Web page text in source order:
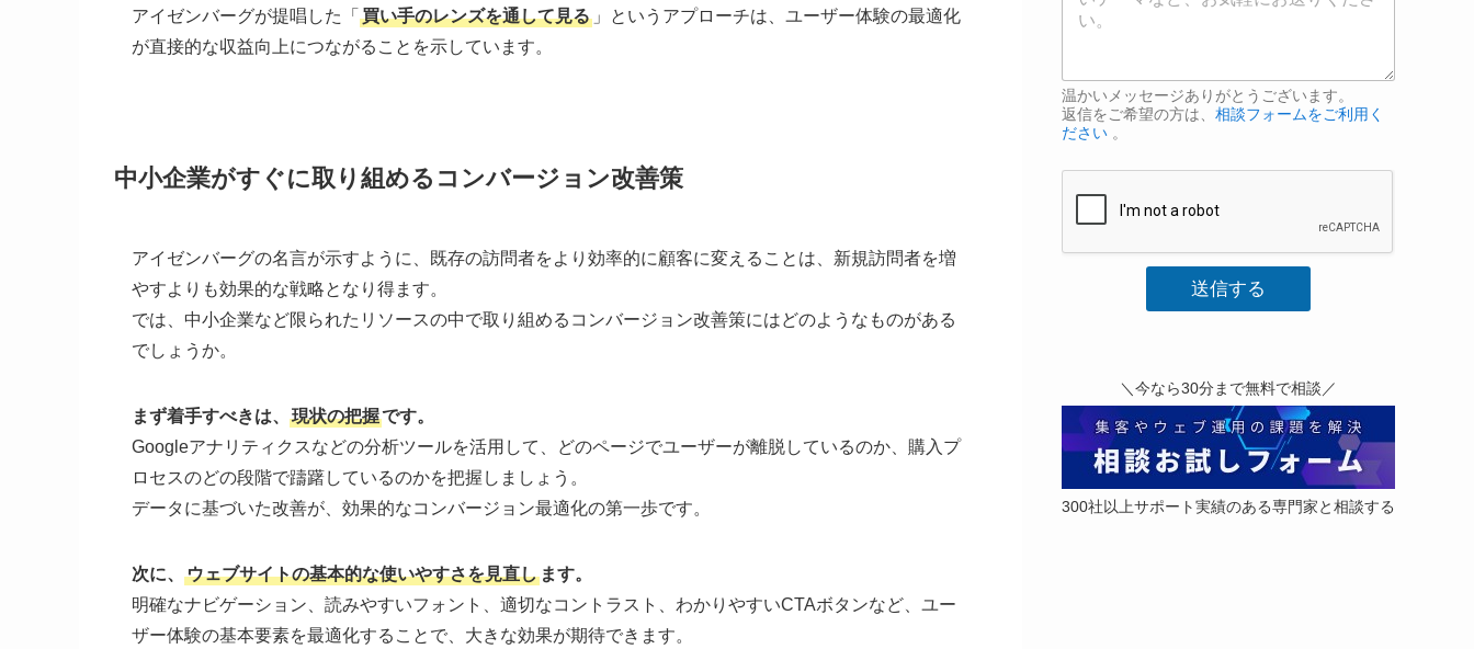
アイゼンバーグが提唱した「 買い手のレンズを通して見る 」というアプローチは、ユーザー体験の最適化
が直接的な収益向上につながることを示しています。
中小企業がすぐに取り組めるコンバージョン改善策
アイゼンバーグの名言が示すように、既存の訪問者をより効率的に顧客に変えることは、新規訪問者を増
やすよりも効果的な戦略となり得ます。
では、中小企業など限られたリソースの中で取り組めるコンバージョン改善策にはどのようなものがある
でしょうか。
まず着手すべきは、 現状の把握です。
Googleアナリティクスなどの分析ツールを活用して、どのページでユーザーが離脱しているのか、購入プ
ロセスのどの段階で躊躇しているのかを把握しましょう。
データに基づいた改善が、効果的なコンバージョン最適化の第一歩です。
次に、 ウェブサイトの基本的な使いやすさを見直し ます。
明確なナビゲーション、読みやすいフォント、適切なコントラスト、わかりやすいCTAボタンなど、ユー
ザー体験の基本要素を最適化することで、大きな効果が期待できます。
せ
く
だ
い
あ
な
く
さ
あ
な
温かいメッセージありがとうございます。
返信をご希望の方は、 相談フォームをご利用く
ださい 。
送信する
＼今なら30分まで無料で相談／
300社以上サポート実績のある専門家と相談する